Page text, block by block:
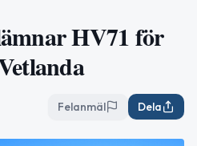
HV71 för
Felanmäl Dela